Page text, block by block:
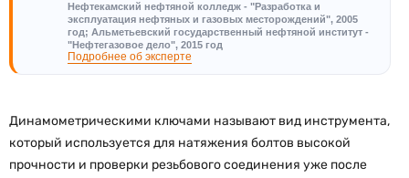
Нефтекамский нефтяной колледж - "Разработка и
эксплуатация нефтяных и газовых месторождений", 2005
год; Альметьевский государственный нефтяной институт -
"Нефтегазовое дело", 2015 год
Подробнее об эксперте
Динамометрическими ключами называют вид инструмента,
который используется для натяжения болтов высокой
прочности и проверки резьбового соединения уже после